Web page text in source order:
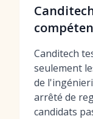
Canditech
seulement
de
arrêté de
candidats